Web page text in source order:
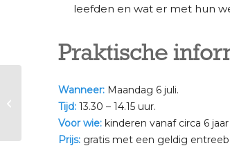
leefden en wat er met hun
Praktische
Wanneer:Maandag 6 juli.
Tijd:13.30 – 14.15 uur.
Voor wie:kinderen vanaf circa 6
Prijs:gratis met een geldig
Zomervakantie |
Kinderrondleiding